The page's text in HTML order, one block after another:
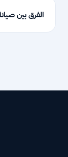
الفرق بين